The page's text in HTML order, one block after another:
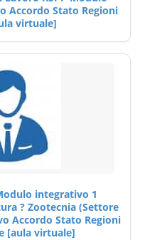
Accordo Stato Regioni
virtuale]
integrativo 1
? Zootecnia (Settore
Accordo Stato Regioni
[aula virtuale]